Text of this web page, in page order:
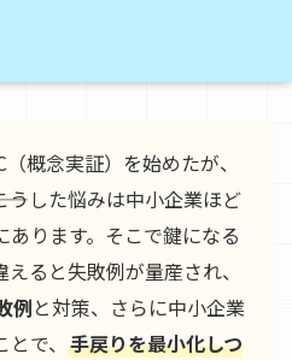
概念実証）を始めたが、
うした悩みは中小企業ほど
ります。そこで鍵になる
ると失敗例が量産され、
例と対策、さらに中小企業
で、 手戻りを最小化しつ